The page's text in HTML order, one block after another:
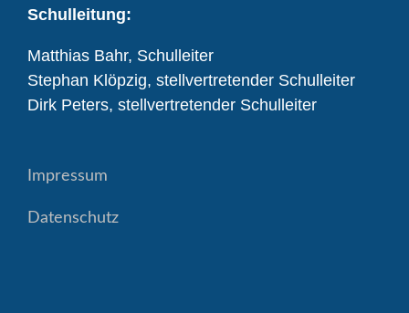
Schulleitung:
Matthias Bahr, Schulleiter
Stephan Klöpzig, stellvertretender Schulleiter
Dirk Peters, stellvertretender Schulleiter
Impressum
Datenschutz